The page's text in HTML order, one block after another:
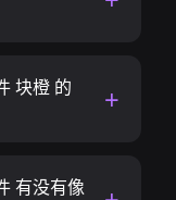
块橙 的
有没有像